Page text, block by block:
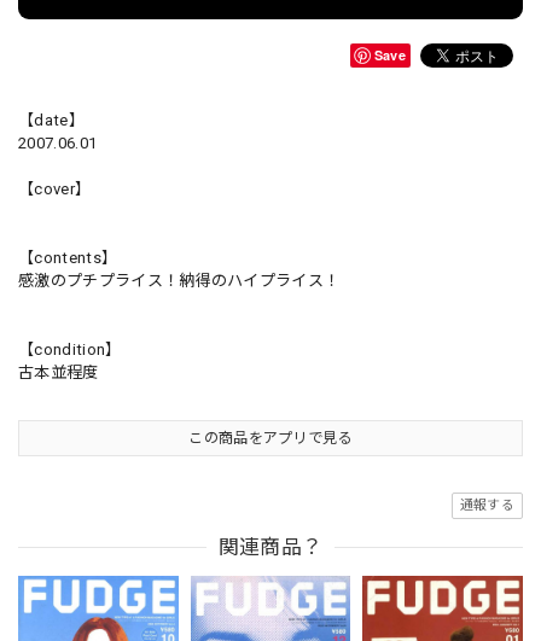
Save
【date】
2007.06.01
【cover】
【contents】
感激のプチプライス！納得のハイプライス！
【condition】
古本並程度
この商品をアプリで見る
通報する
関連商品？